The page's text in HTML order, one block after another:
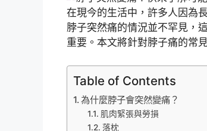
在現今的生活中，許多人因為
脖子突然痛的情況並不罕見，
重要。本文將針對脖子痛的常
Table of Contents
為什麼脖子會突然變痛？
肌肉緊張與勞損
落枕